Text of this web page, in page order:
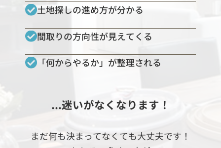
土地探しの進め方が分かる
間取りの方向性が見えてくる
「何からやるか」が整理される
...迷いがなくなります！
まだ何も決まってなくても大丈夫です！